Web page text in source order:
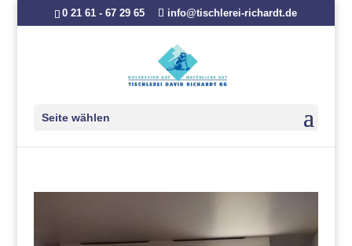
0 21 61 - 67 29 65 info@tischlerei-richardt.de
Seite wählen